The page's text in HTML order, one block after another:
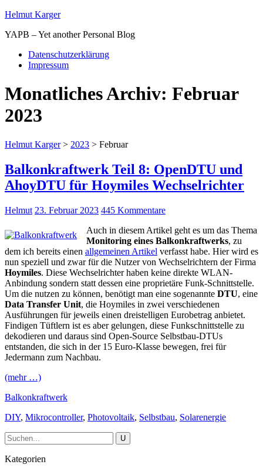
Helmut Karger
YAPB – Yet another Personal Blog
Datenschutzerklärung
Impressum
Monatliches Archiv: Februar
2023
Helmut Karger> 2023 > Februar
Balkonkraftwerk Teil 8: OpenDTU und
AhoyDTU für Hoymiles Wechselrichter
Helmut 23. Februar 2023 445 Kommentare
Auch in diesem Artikel geht es um das Thema
Monitoring eines Balkonkraftwerks, zu
dem ich bereits einen allgemeinen Artikel verfasst habe. Hier wird es
nun speziell und zwar für die Nutzer von Wechselrichtern der Firma
Hoymiles. Diese Wechselrichter haben keine direkte WLAN-
Anbindung sondern statt dessen eine proprietäre Funk-Schnittstelle.
Um die nutzen zu können, benötigt man eine sogenannte DTU, eine
Data Transfer Unit, die Hoymiles in zwei verschiedenen
Ausführungen für jeweils einen dreistelligen Eurobetrag anbietet.
Findigen Tüftlern ist es aber gelungen, diese Funkschnittstelle zu
dekodieren und daraus sind Open-Source Selbstbau-DTUs
entstanden, die sich in der 15 Euro-Klasse bewegen, frei für
Jedermann zum Nachbau.
(mehr …)
Balkonkraftwerk
DIY, Mikrocontroller, Photovoltaik, Selbstbau, Solarenergie
Kategorien